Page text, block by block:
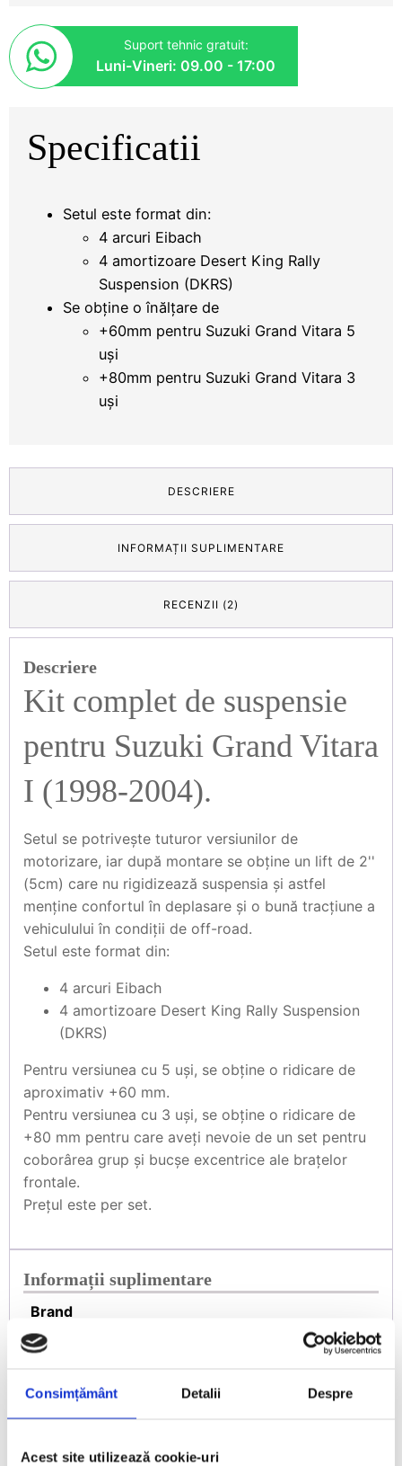
Consimțământ Detalii Despre
Acest site utilizează cookie-uri
Suport tehnic gratuit:
Luni-Vineri: 09.00 - 17:00
Specificatii
Setul este format din:
4 arcuri Eibach
4 amortizoare Desert King Rally
Suspension (DKRS)
Se obține o înălțare de
+60mm pentru Suzuki Grand Vitara 5
uși
+80mm pentru Suzuki Grand Vitara 3
uși
DESCRIERE
INFORMAȚII SUPLIMENTARE
RECENZII (2)
Descriere
Kit complet de suspensie
pentru Suzuki Grand Vitara
I (1998-2004).
Setul se potrivește tuturor versiunilor de
motorizare, iar după montare se obține un lift de 2''
(5cm) care nu rigidizează suspensia și astfel
menține confortul în deplasare și o bună tracțiune a
vehiculului în condiții de off-road.
Setul este format din:
4 arcuri Eibach
4 amortizoare Desert King Rally Suspension
(DKRS)
Pentru versiunea cu 5 uși, se obține o ridicare de
aproximativ +60 mm.
Pentru versiunea cu 3 uși, se obține o ridicare de
+80 mm pentru care aveți nevoie de un set pentru
coborârea grup și bucșe excentrice ale brațelor
frontale.
Prețul este per set.
Informații suplimentare
Brand
Desert King
Marca auto
Suzuki